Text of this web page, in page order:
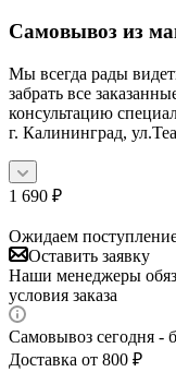
Самовывоз из
Мы всегда рады
забрать все
консультацию
г. Калининград,
1 690 ₽
Ожидаем
Оставить заявку
Наши менеджеры
условия заказа
Самовывоз сегодня -
Доставка от 800 ₽